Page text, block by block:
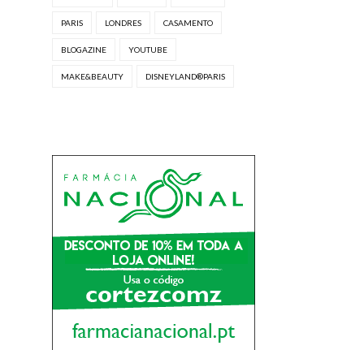
PARIS LONDRES CASAMENTO
BLOGAZINE YOUTUBE
MAKE&BEAUTY DISNEYLAND®PARIS